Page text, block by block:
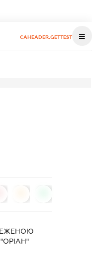
CAHEADER.GETTEST